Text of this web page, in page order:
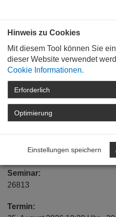
STARTSEITE
DETAIL
Reduktion auf
Wesentliche
Seminar:
26813
Termin:
Hinweis zu Cookies
Mit diesem Tool können Sie
dieser Website verwendet
Cookie Informationen.
Erforderlich
Optimierung
Einstellungen speichern